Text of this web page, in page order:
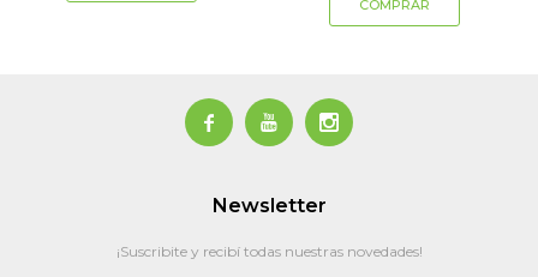
  
Newsletter
¡Suscribite y recibí todas nuestras novedades!